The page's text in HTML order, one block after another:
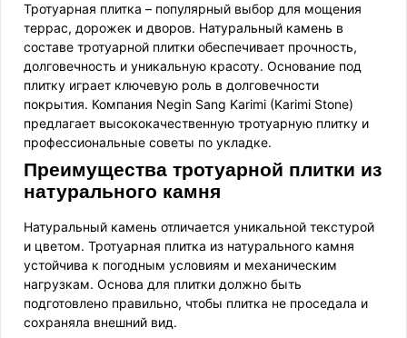
Тротуарная плитка – популярный выбор для мощения
террас, дорожек и дворов. Натуральный камень в
составе тротуарной плитки обеспечивает прочность,
долговечность и уникальную красоту. Основание под
плитку играет ключевую роль в долговечности
покрытия. Компания Negin Sang Karimi (Karimi Stone)
предлагает высококачественную тротуарную плитку и
профессиональные советы по укладке.
Преимущества тротуарной плитки из
натурального камня
Натуральный камень отличается уникальной текстурой
и цветом. Тротуарная плитка из натурального камня
устойчива к погодным условиям и механическим
нагрузкам. Основа для плитки должно быть
подготовлено правильно, чтобы плитка не проседала и
сохраняла внешний вид.